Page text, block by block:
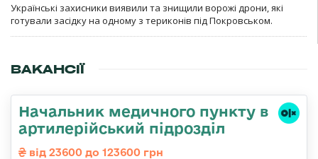
Українські захисники виявили та знищили ворожі дрони, які
готували засідку на одному з териконів під Покровськом.
ВАКАНСІЇ
Начальник медичного пункту в
артилерійський підрозділ
від 23600 до 123600 грн